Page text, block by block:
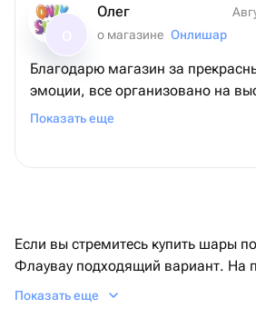
Олег
о магазине Онлишар
Благодарю магазин за
эмоции, все организовано на
уровне!
Показать еще
Если вы стремитесь купить шары
Флаувау подходящий вариант. На
млн оценок и отзывов от реальных
Показать еще